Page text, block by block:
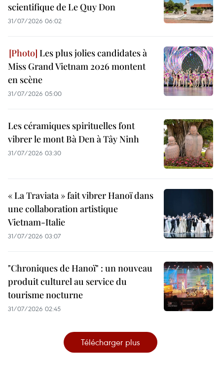
scientifique de Le Quy Don
31/07/2026 06:02
Les plus jolies candidates à
Miss Grand Vietnam 2026 montent
en scène
31/07/2026 05:00
Les céramiques spirituelles font
vibrer le mont Bà Den à Tây Ninh
31/07/2026 03:30
« La Traviata » fait vibrer Hanoï dans
une collaboration artistique
Vietnam-Italie
31/07/2026 03:07
"Chroniques de Hanoï" : un nouveau
produit culturel au service du
tourisme nocturne
31/07/2026 02:45
Télécharger plus